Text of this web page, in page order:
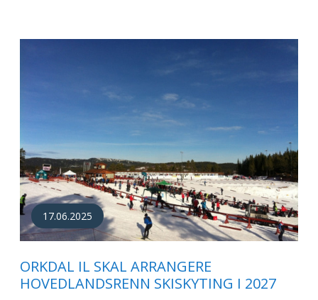
17.06.2025
ORKDAL IL SKAL ARRANGERE
HOVEDLANDSRENN SKISKYTING I 2027